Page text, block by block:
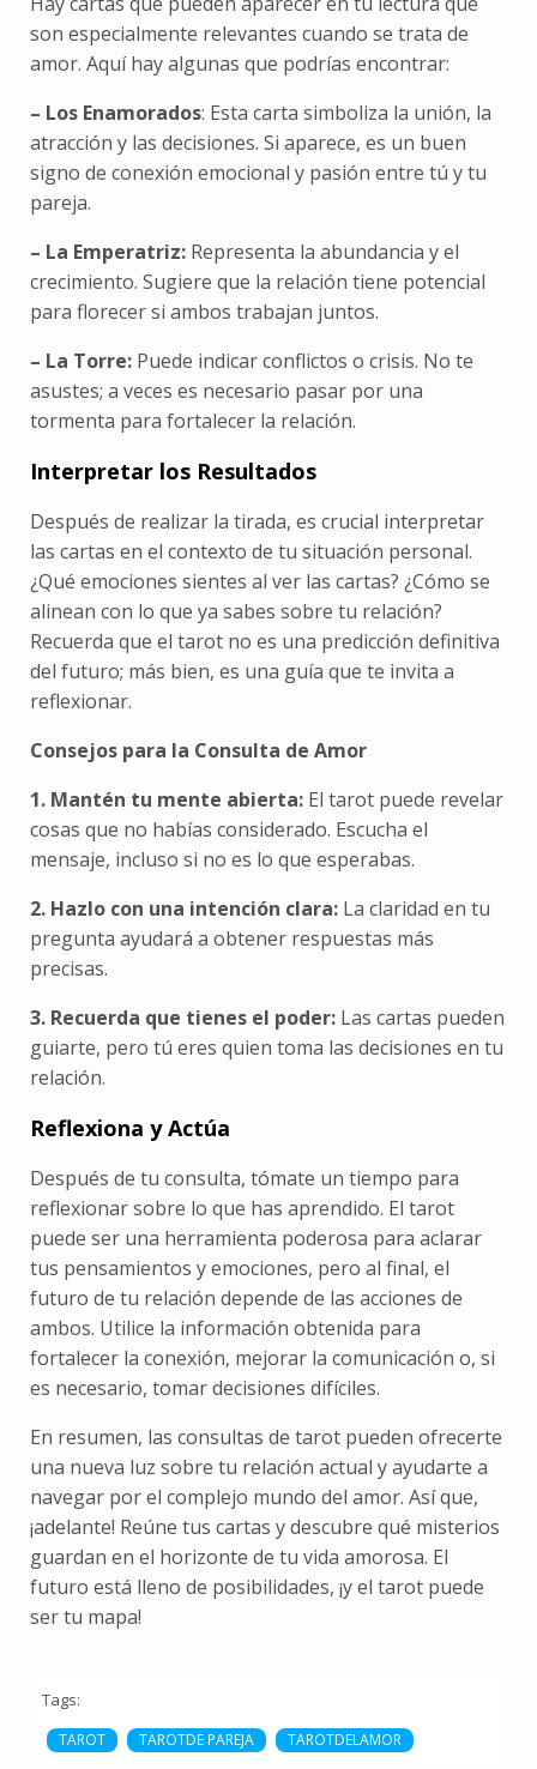
son especialmente relevantes cuando se trata de
amor. Aquí hay algunas que podrías encontrar:
– Los Enamorados: Esta carta simboliza la unión, la
atracción y las decisiones. Si aparece, es un buen
signo de conexión emocional y pasión entre tú y tu
pareja.
– La Emperatriz: Representa la abundancia y el
crecimiento. Sugiere que la relación tiene potencial
para florecer si ambos trabajan juntos.
– La Torre: Puede indicar conflictos o crisis. No te
asustes; a veces es necesario pasar por una
tormenta para fortalecer la relación.
Interpretar los Resultados
Después de realizar la tirada, es crucial interpretar
las cartas en el contexto de tu situación personal.
¿Qué emociones sientes al ver las cartas? ¿Cómo se
alinean con lo que ya sabes sobre tu relación?
Recuerda que el tarot no es una predicción definitiva
del futuro; más bien, es una guía que te invita a
reflexionar.
Consejos para la Consulta de Amor
1. Mantén tu mente abierta: El tarot puede revelar
cosas que no habías considerado. Escucha el
mensaje, incluso si no es lo que esperabas.
2. Hazlo con una intención clara: La claridad en tu
pregunta ayudará a obtener respuestas más
precisas.
3. Recuerda que tienes el poder: Las cartas pueden
guiarte, pero tú eres quien toma las decisiones en tu
relación.
Reflexiona y Actúa
Después de tu consulta, tómate un tiempo para
reflexionar sobre lo que has aprendido. El tarot
puede ser una herramienta poderosa para aclarar
tus pensamientos y emociones, pero al final, el
futuro de tu relación depende de las acciones de
ambos. Utilice la información obtenida para
fortalecer la conexión, mejorar la comunicación o, si
es necesario, tomar decisiones difíciles.
En resumen, las consultas de tarot pueden ofrecerte
una nueva luz sobre tu relación actual y ayudarte a
navegar por el complejo mundo del amor. Así que,
¡adelante! Reúne tus cartas y descubre qué misterios
guardan en el horizonte de tu vida amorosa. El
futuro está lleno de posibilidades, ¡y el tarot puede
ser tu mapa!
Tags:
TAROT TAROTDE PAREJA TAROTDELAMOR